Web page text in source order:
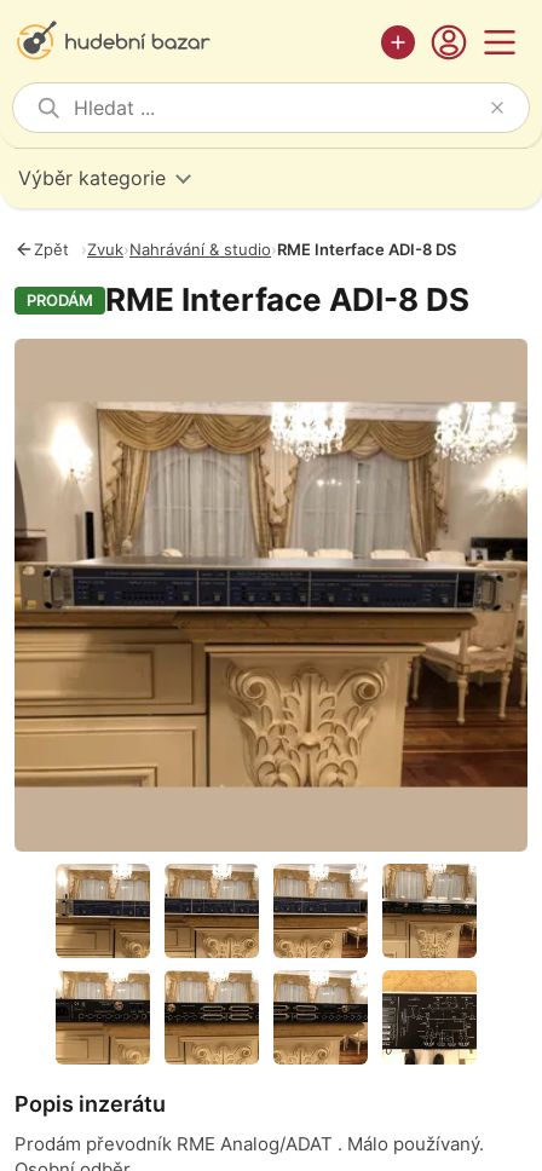
Výběr kategorie
Zpět ›Zvuk›Nahrávání & studio›RME Interface ADI-8 DS
PRODÁM RME Interface ADI-8 DS
Fotografie
Popis inzerátu
Prodám převodník RME Analog/ADAT . Málo používaný.